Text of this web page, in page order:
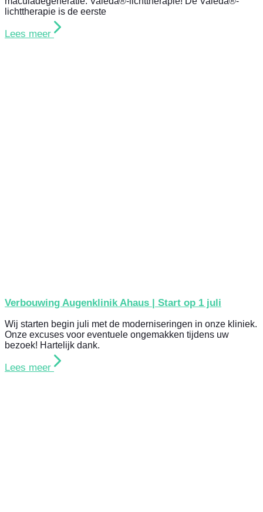
lichttherapie is de eerste
Lees meer
Verbouwing Augenklinik Ahaus | Start op 1 juli
Wij starten begin juli met de moderniseringen in onze kliniek.
Onze excuses voor eventuele ongemakken tijdens uw
bezoek! Hartelijk dank.
Lees meer